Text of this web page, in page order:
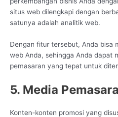
situs web dilengkapi dengan
satunya adalah analitik web.
Dengan fitur tersebut, Anda bisa
web Anda, sehingga Anda dapat
pemasaran yang tepat untuk
5. Media
Konten-konten promosi yang